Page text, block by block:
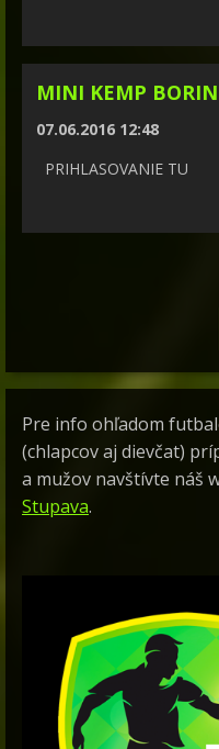
MINI KEMP
07.06.2016 12:48
PRIHLASOVANIE TU
Pre info ohľadom
(chlapcov aj dievčat)
a mužov navštívte náš
Stupava.